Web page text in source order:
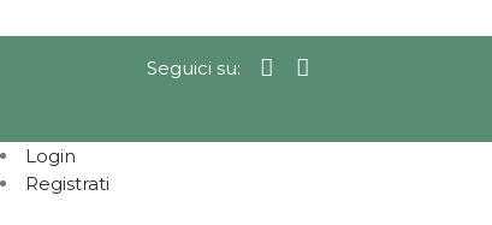
Seguici su:
Login
Registrati